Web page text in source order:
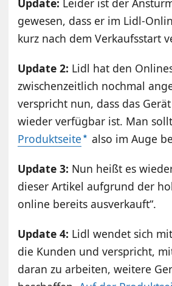
Update: Leider ist der
gewesen, dass er im Lidl-
kurz nach dem Verkaufsstart
Update 2: Lidl hat den
zwischenzeitlich nochmal
verspricht nun, dass das Gerät
wieder verfügbar ist. Man
Produktseite
also im Auge
Update 3: Nun heißt es
dieser Artikel aufgrund der
online bereits ausverkauft“.
Update 4: Lidl wendet sich
die Kunden und verspricht,
daran zu arbeiten, weitere